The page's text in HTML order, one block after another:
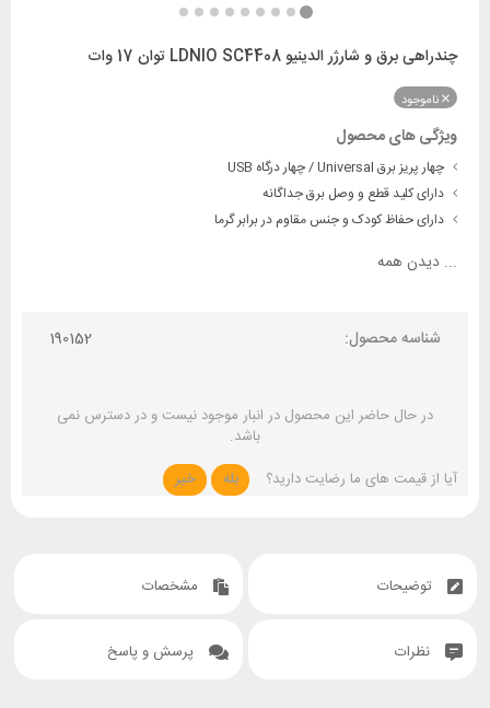
چندراهی برق و شارژر الدینیو LDNIO SC4408 توان 17 وات
ناموجود
ویژگی های محصول
چهار پریز برق Universal / چهار درگاه USB
دارای کلید قطع و وصل برق جداگانه
دارای حفاظ کودک و جنس مقاوم در برابر گرما
... دیدن همه
شناسه محصول: 190152
در حال حاضر این محصول در انبار موجود نیست و در دسترس نمی
باشد.
آیا از قیمت های ما رضایت دارید؟
بله خیر
توضیحات مشخصات
نظرات پرسش و پاسخ